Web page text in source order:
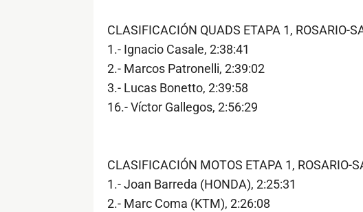
CLASIFICACIÓN QUADS ETAPA 1, ROSARIO-
1.- Ignacio Casale, 2:38:41
2.- Marcos Patronelli, 2:39:02
3.- Lucas Bonetto, 2:39:58
16.- Víctor Gallegos, 2:56:29
CLASIFICACIÓN MOTOS ETAPA 1, ROSARIO-
1.- Joan Barreda (HONDA), 2:25:31
2.- Marc Coma (KTM), 2:26:08